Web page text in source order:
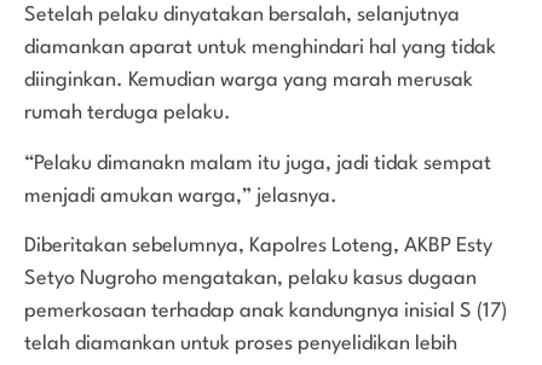
Setelah pelaku dinyatakan bersalah, selanjutnya
diamankan aparat untuk menghindari hal yang tidak
diinginkan. Kemudian warga yang marah merusak
rumah terduga pelaku.
“Pelaku dimanakn malam itu juga, jadi tidak sempat
menjadi amukan warga,” jelasnya.
Diberitakan sebelumnya, Kapolres Loteng, AKBP Esty
Setyo Nugroho mengatakan, pelaku kasus dugaan
pemerkosaan terhadap anak kandungnya inisial S (17)
telah diamankan untuk proses penyelidikan lebih